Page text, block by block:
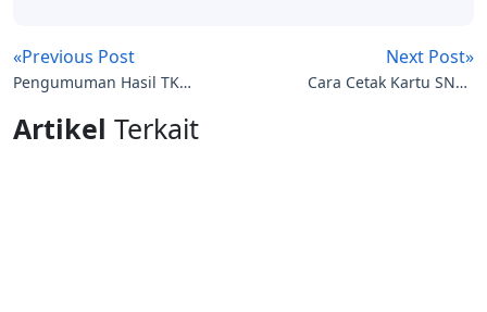
«Previous Post
Pengumuman Hasil TKD
Next Post»
Cara Cetak Kartu SNBT
Artikel Terkait